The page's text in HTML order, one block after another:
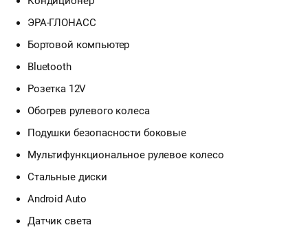
ЭРА-ГЛОНАСС
Бортовой компьютер
Bluetooth
Розетка 12V
Обогрев рулевого колеса
Подушки безопасности боковые
Мультифункциональное рулевое колесо
Стальные диски
Android Auto
Датчик света